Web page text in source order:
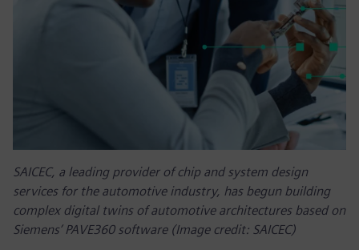
SAICEC, a leading provider of chip and system design
services for the automotive industry, has begun building
complex digital twins of automotive architectures based on
Siemens’ PAVE360 software (Image credit: SAICEC)